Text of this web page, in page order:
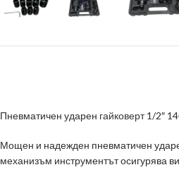
Пневматичен ударен гайковерт1/2″
Мощен и надежден пневматичен
механизъм инструментът осигурява